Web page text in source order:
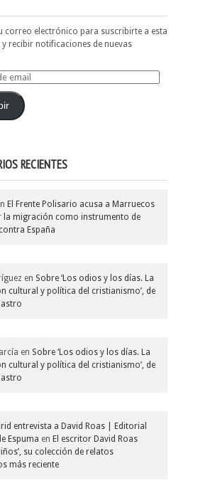
correo electrónico para suscribirte a esta
recibir notificaciones de nuevas
RECIENTES
El Frente Polisario acusa a Marruecos
la migración como instrumento de
España
en Sobre ‘Los odios y los días. La
cultural y política del cristianismo’, de
en Sobre ‘Los odios y los días. La
cultural y política del cristianismo’, de
entrevista a David Roas | Editorial
Espuma en El escritor David Roas
su colección de relatos
más reciente